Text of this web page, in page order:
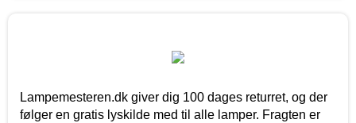
Lampemesteren.dk giver dig 100 dages returret, og der
følger en gratis lyskilde med til alle lamper. Fragten er